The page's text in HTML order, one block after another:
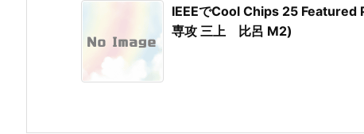
IEEEでCool Chips 25 Featured
専攻 三上 比呂 M2)